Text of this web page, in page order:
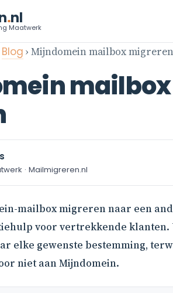
.nl
Maatwerk
Blog › Mijndomein mailbox
· Mailmigreren.nl
mailbox migreren naar een
voor vertrekkende
elke gewenste bestemming,
niet aan Mijndomein.